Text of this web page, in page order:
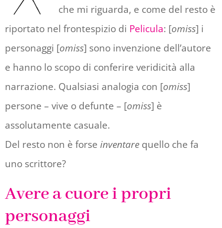
che mi riguarda, e come del resto è
riportato nel frontespizio di Pelicula: [omiss] i
personaggi [omiss] sono invenzione dell’autore
e hanno lo scopo di conferire veridicità alla
narrazione. Qualsiasi analogia con [omiss]
persone – vive o defunte – [omiss] è
assolutamente casuale.
Del resto non è forse inventare quello che fa
uno scrittore?
Avere a cuore i propri
personaggi